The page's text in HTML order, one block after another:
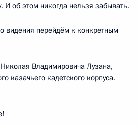
И об этом никогда нельзя забывать.
видения перейдём к конкретным
Владимировича Лузана,
казачьего кадетского корпуса.